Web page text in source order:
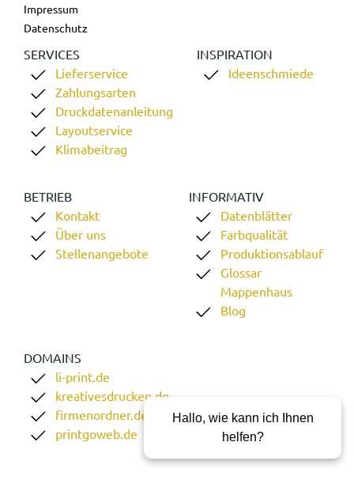
Impressum
Datenschutz
SERVICES
Lieferservice
Zahlungsarten
Druckdatenanleitung
Layoutservice
Klimabeitrag
INSPIRATION
Ideenschmiede
BETRIEB
Kontakt
Über uns
Stellenangebote
INFORMATIV
Datenblätter
Farbqualität
Produktionsablauf
Glossar
Mappenhaus
Blog
DOMAINS
li-print.de
kreativesdrucken.de
firmenordner.de
printgoweb.de
Hallo, wie kann ich Ihnen
helfen?